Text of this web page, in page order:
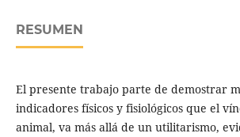
RESUMEN
El presente trabajo parte de demostrar
indicadores físicos y fisiológicos que el
animal, va más allá de un utilitarismo,